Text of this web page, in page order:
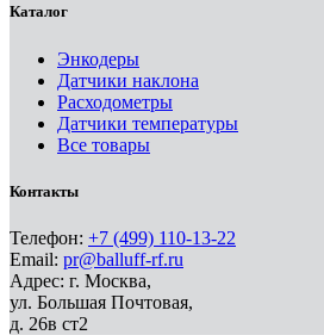
Каталог
Энкодеры
Датчики наклона
Расходометры
Датчики температуры
Все товары
Контакты
Телефон: +7 (499) 110-13-22
Email: pr@balluff-rf.ru
Адрес: г. Москва,
ул. Большая Почтовая,
д. 26в ст2